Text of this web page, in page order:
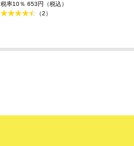
税率10％ 653円（税込）
（2）